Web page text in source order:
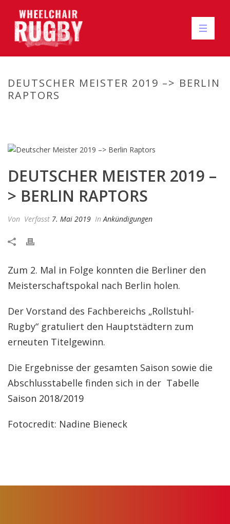
DEUTSCHER MEISTER 2019 –> BERLIN
RAPTORS
DEUTSCHER MEISTER 2019 –
> BERLIN RAPTORS
Von Verfasst 7. Mai 2019 In Ankündigungen
Zum 2. Mal in Folge konnten die Berliner den
Meisterschaftspokal nach Berlin holen.
Der Vorstand des Fachbereichs „Rollstuhl-
Rugby“ gratuliert den Hauptstädtern zum
erneuten Titelgewinn.
Die Ergebnisse der gesamten Saison sowie die
Abschlusstabelle finden sich in der Tabelle
Saison 2018/2019
Fotocredit: Nadine Bieneck